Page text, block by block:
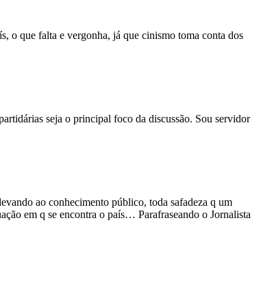
o que falta e vergonha, já que cinismo toma conta dos
seja o principal foco da discussão. Sou servidor
ao conhecimento público, toda safadeza q um
em q se encontra o país… Parafraseando o Jornalista